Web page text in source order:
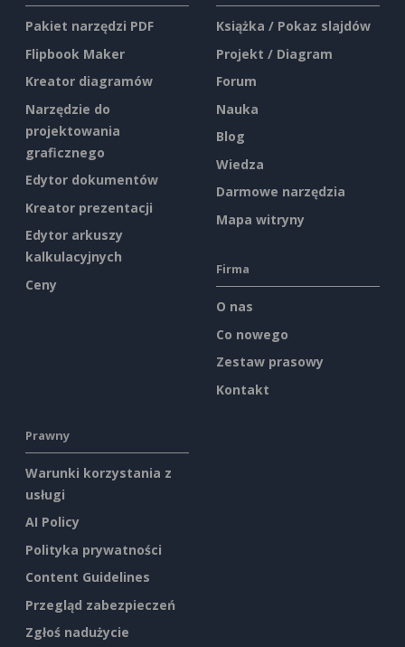
Pakiet narzędzi PDF
Flipbook Maker
Kreator diagramów
Narzędzie do
projektowania
graficznego
Edytor dokumentów
Kreator prezentacji
Edytor arkuszy
kalkulacyjnych
Ceny
Książka / Pokaz slajdów
Projekt / Diagram
Forum
Nauka
Blog
Wiedza
Darmowe narzędzia
Mapa witryny
Firma
O nas
Co nowego
Zestaw prasowy
Kontakt
Prawny
Warunki korzystania z
usługi
AI Policy
Polityka prywatności
Content Guidelines
Przegląd zabezpieczeń
Zgłoś nadużycie